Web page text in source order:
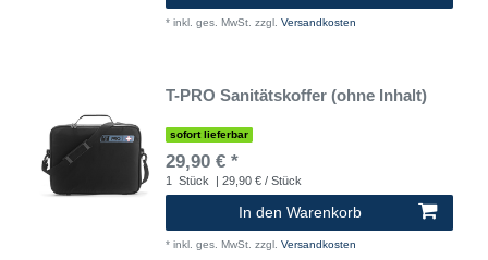
* inkl. ges. MwSt. zzgl. Versandkosten
T-PRO Sanitätskoffer (ohne Inhalt)
sofort lieferbar
29,90 € *
1 Stück | 29,90 € / Stück
In den Warenkorb
* inkl. ges. MwSt. zzgl. Versandkosten